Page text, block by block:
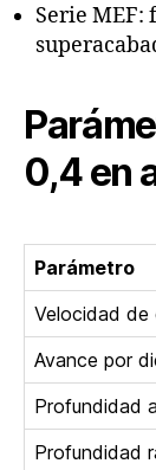
Serie MEF:
0,4 en
Parámetro
Velocidad de
Avance por
Profundidad
Profundidad